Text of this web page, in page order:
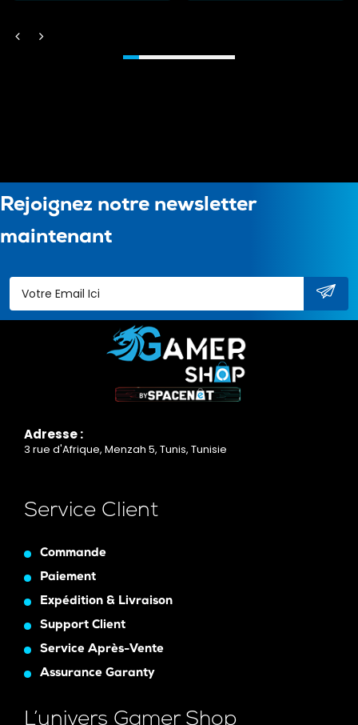
Rejoignez notre newsletter
maintenant
Adresse :
3 rue d'Afrique, Menzah 5, Tunis, Tunisie
Service Client
Commande
Paiement
Expédition & Livraison
Support Client
Service Après-Vente
Assurance Garanty